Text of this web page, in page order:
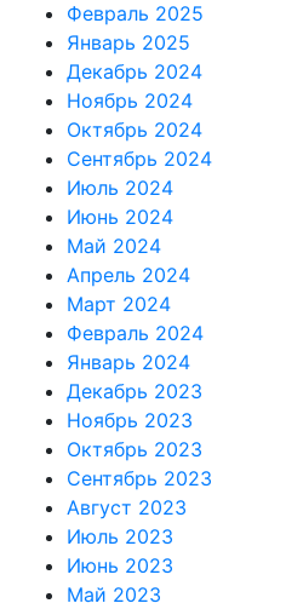
Февраль 2025
Январь 2025
Декабрь 2024
Ноябрь 2024
Октябрь 2024
Сентябрь 2024
Июль 2024
Июнь 2024
Май 2024
Апрель 2024
Март 2024
Февраль 2024
Январь 2024
Декабрь 2023
Ноябрь 2023
Октябрь 2023
Сентябрь 2023
Август 2023
Июль 2023
Июнь 2023
Май 2023